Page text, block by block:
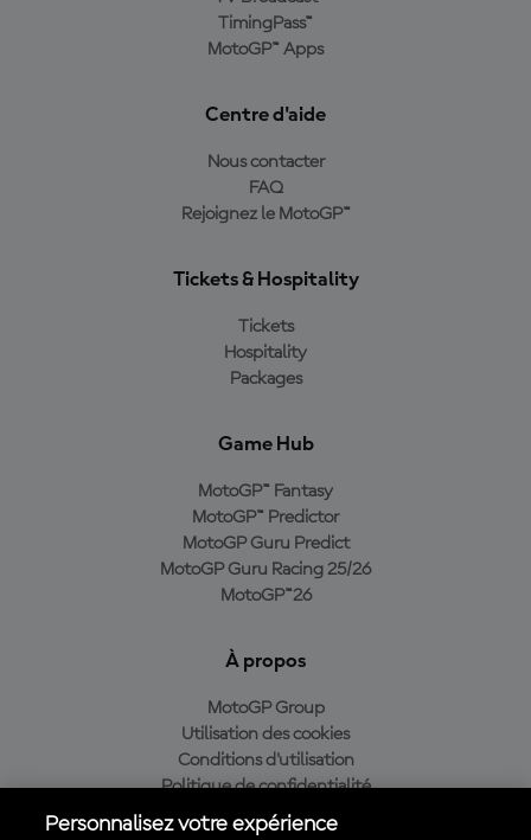
TimingPass™
MotoGP™ Apps
Centre d'aide
Nous contacter
FAQ
Rejoignez le MotoGP™
Tickets & Hospitality
Tickets
Hospitality
Packages
Game Hub
MotoGP™ Fantasy
MotoGP™ Predictor
MotoGP Guru Predict
MotoGP Guru Racing 25/26
MotoGP™26
À propos
MotoGP Group
Utilisation des cookies
Conditions d'utilisation
Politique de confidentialité
Politique d’achat
Personnalisez votre expérience